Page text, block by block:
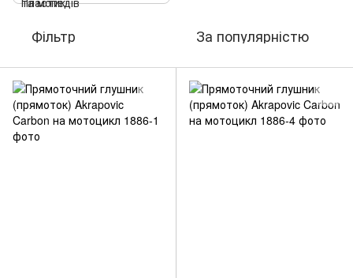
Фільтр За популярністю